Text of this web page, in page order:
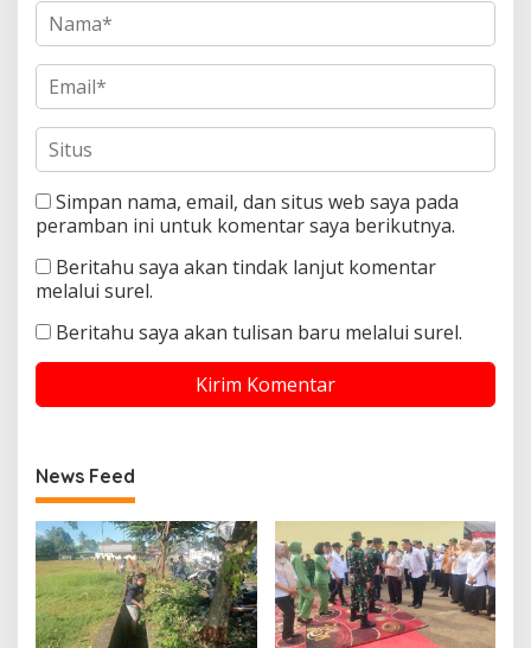
Simpan nama, email, dan situs web saya pada
peramban ini untuk komentar saya berikutnya.
Beritahu saya akan tindak lanjut komentar
melalui surel.
Beritahu saya akan tulisan baru melalui surel.
News Feed